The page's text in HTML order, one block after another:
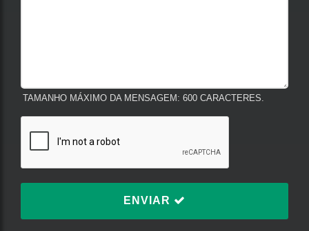
TAMANHO MÁXIMO DA MENSAGEM: 600 CARACTERES.
ENVIAR